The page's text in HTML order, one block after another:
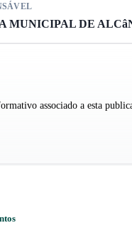
MUNICIPAL DE
associado a esta